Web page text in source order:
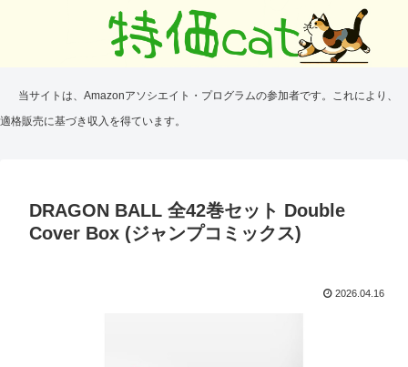
当サイトは、Amazonアソシエイト・プログラムの参加者です。これにより、
適格販売に基づき収入を得ています。
DRAGON BALL 全42巻セット Double
Cover Box (ジャンプコミックス)
2026.04.16